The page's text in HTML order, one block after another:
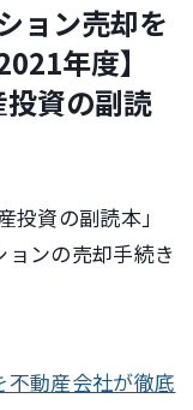
ョン売却を
年度】
投資の副読
投資の副読本」
ンの売却手続き
不動産会社が徹底